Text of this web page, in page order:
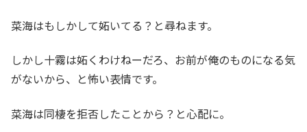
菜海はもしかして妬いてる？と尋ねます。
しかし十霧は妬くわけねーだろ、お前が俺のものになる気
がないから、と怖い表情です。
菜海は同棲を拒否したことから？と心配に。